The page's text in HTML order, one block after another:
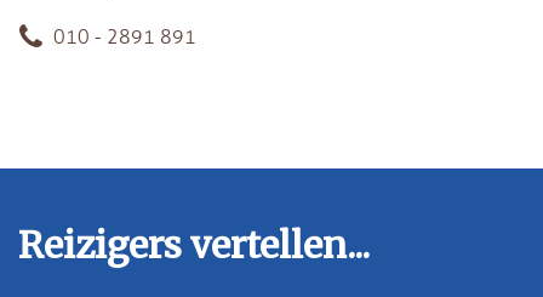
010 - 2891 891
Reizigers vertellen...